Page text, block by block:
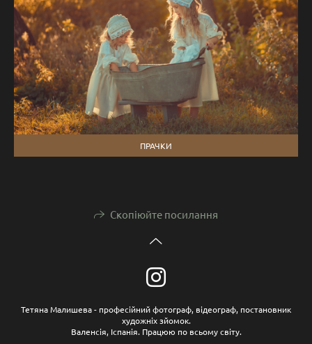
ПРАЧКИ
Скопіюйте посилання
Тетяна Малишева - професійний фотограф, відеограф, постановник
художніх зйомок.
Валенсія, Іспанія. Працюю по всьому світу.